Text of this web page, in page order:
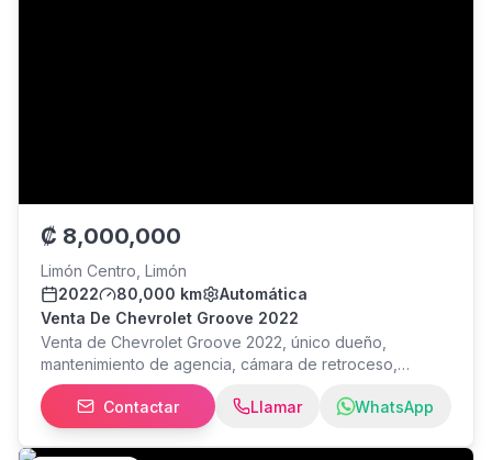
₡ 8,000,000
Limón Centro, Limón
2022
80,000 km
Automática
Venta De Chevrolet Groove 2022
Venta de Chevrolet Groove 2022, único dueño,
mantenimiento de agencia, cámara de retroceso,
sunroofs, automático, 80 mil kilómetros, marchamo y
dekra al día, vehículo en excelente estado, negociable.
Contactar Llamar WhatsApp